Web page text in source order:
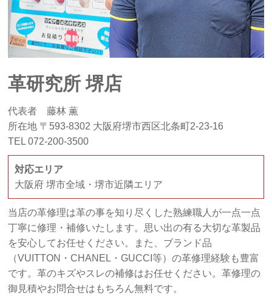
革研究所 堺店
代表者 藤林 薫
所在地 〒593-8302 大阪府堺市西区北条町2-23-16
TEL 072-200-3500
対応エリア
大阪府 堺市全域・堺市近隣エリア
当店の革修理は革の事を知り尽くした熟練職人が一点一点
丁寧に修理・補修いたします。思い出の有る大切な革製品
を安心してお任せください。また、ブランド品
（VUITTON・CHANEL・GUCCI等）の革修理経験も豊富
です。革のキズやスレの補修はお任せください。革修理の
御見積やお問合せはもちろん無料です。